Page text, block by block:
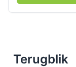
Terugblik